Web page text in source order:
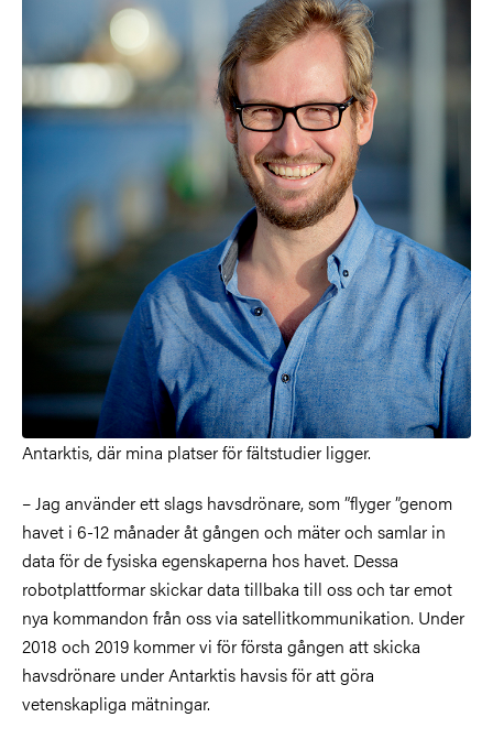
Antarktis, där mina platser för fältstudier ligger.
– Jag använder ett slags havsdrönare, som ”flyger ”genom
havet i 6-12 månader åt gången och mäter och samlar in
data för de fysiska egenskaperna hos havet. Dessa
robotplattformar skickar data tillbaka till oss och tar emot
nya kommandon från oss via satellitkommunikation. Under
2018 och 2019 kommer vi för första gången att skicka
havsdrönare under Antarktis havsis för att göra
vetenskapliga mätningar.